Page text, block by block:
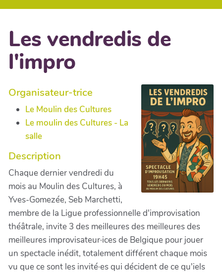
Les vendredis de
l'impro
Organisateur-trice
Le Moulin des Cultures
Le moulin des Cultures - La
salle
Description
Chaque dernier vendredi du
mois au Moulin des Cultures, à
Yves-Gomezée, Seb Marchetti,
membre de la Ligue professionnelle d'improvisation
théâtrale, invite 3 des meilleures des meilleures des
meilleures improvisateur·ices de Belgique pour jouer
un spectacle inédit, totalement différent chaque mois
vu que ce sont les invité·es qui décident de ce qu'iels